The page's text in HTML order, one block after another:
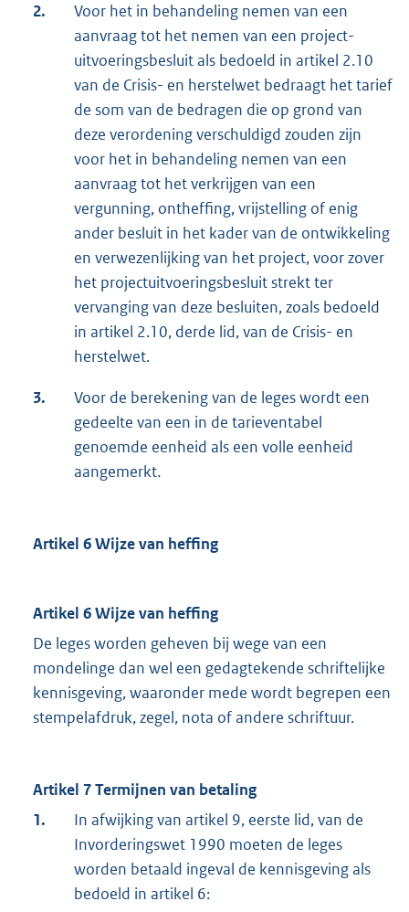
2.
Voor het in behandeling nemen van een
aanvraag tot het nemen van een project-
uitvoeringsbesluit als bedoeld in artikel 2.10
van de Crisis- en herstelwet bedraagt het tarief
de som van de bedragen die op grond van
deze verordening verschuldigd zouden zijn
voor het in behandeling nemen van een
aanvraag tot het verkrijgen van een
vergunning, ontheffing, vrijstelling of enig
ander besluit in het kader van de ontwikkeling
en verwezenlijking van het project, voor zover
het projectuitvoeringsbesluit strekt ter
vervanging van deze besluiten, zoals bedoeld
in artikel 2.10, derde lid, van de Crisis- en
herstelwet.
3.
Voor de berekening van de leges wordt een
gedeelte van een in de tarieventabel
genoemde eenheid als een volle eenheid
aangemerkt.
Artikel 6 Wijze van heffing
Artikel 6 Wijze van heffing
De leges worden geheven bij wege van een
mondelinge dan wel een gedagtekende schriftelijke
kennisgeving, waaronder mede wordt begrepen een
stempelafdruk, zegel, nota of andere schriftuur.
Artikel 7 Termijnen van betaling
1.
In afwijking van artikel 9, eerste lid, van de
Invorderingswet 1990 moeten de leges
worden betaald ingeval de kennisgeving als
bedoeld in artikel 6: